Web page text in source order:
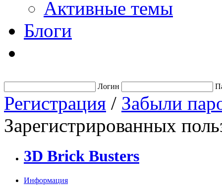
Активные темы
Блоги
Логин
Регистрация / Забыли
Зарегистрированных
3D Brick Busters
Информация